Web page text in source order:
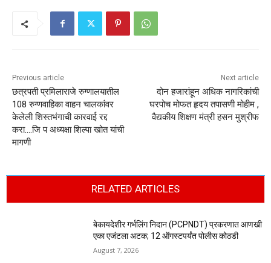
Previous article
छत्रपती प्रमिलाराजे रुग्णालयातील
108 रुग्णवाहिका वाहन चालकांवर
केलेली शिस्तभंगाची कारवाई रद्द
करा….जि प अध्यक्षा शिल्पा खोत यांची
मागणी
Next article
दोन हजारांहून अधिक नागरिकांची
घरपोच मोफत हृदय तपासणी मोहीम ,
वैद्यकीय शिक्षण मंत्री हसन मुश्रीफ
RELATED ARTICLES
बेकायदेशीर गर्भलिंग निदान (PCPNDT) प्रकरणात आणखी
एका एजंटला अटक; 12 ऑगस्टपर्यंत पोलीस कोठडी
August 7, 2026